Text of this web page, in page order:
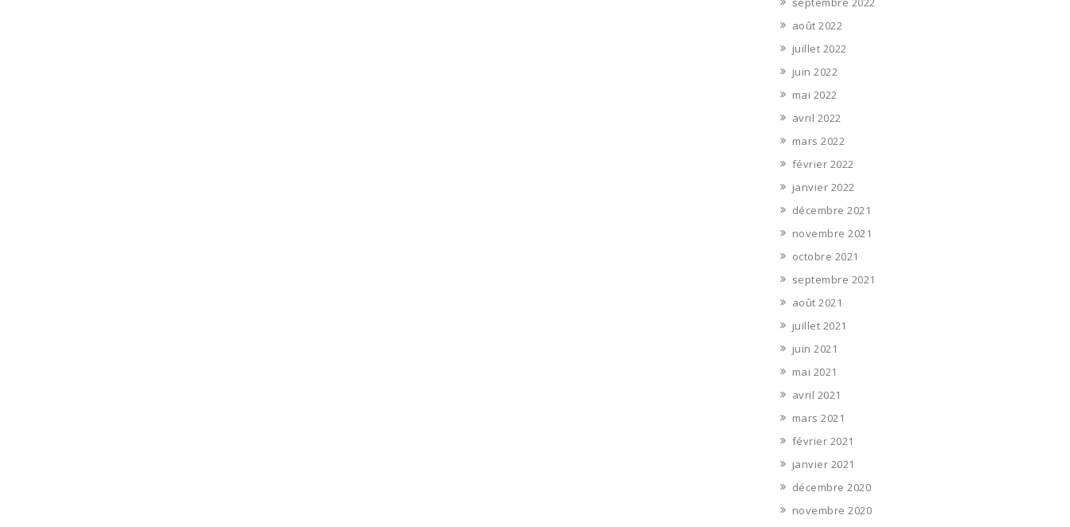
août 2022
juillet 2022
juin 2022
mai 2022
avril 2022
mars 2022
février 2022
janvier 2022
décembre 2021
novembre 2021
octobre 2021
septembre 2021
août 2021
juillet 2021
juin 2021
mai 2021
avril 2021
mars 2021
février 2021
janvier 2021
décembre 2020
novembre 2020